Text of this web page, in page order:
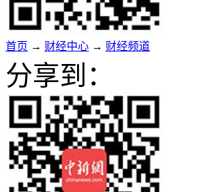
首页 → 财经中心 → 财经频道
分享到：